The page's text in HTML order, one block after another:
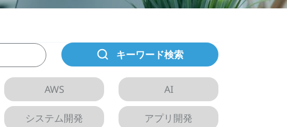
キーワード検索
AWS AI
システム開発 アプリ開発